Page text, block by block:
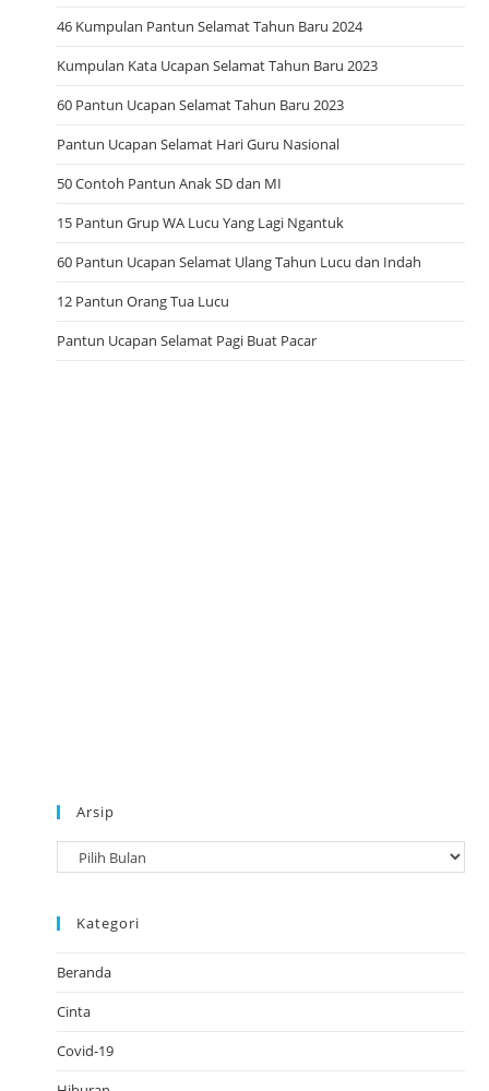
46 Kumpulan Pantun Selamat Tahun Baru 2024
Kumpulan Kata Ucapan Selamat Tahun Baru 2023
60 Pantun Ucapan Selamat Tahun Baru 2023
Pantun Ucapan Selamat Hari Guru Nasional
50 Contoh Pantun Anak SD dan MI
15 Pantun Grup WA Lucu Yang Lagi Ngantuk
60 Pantun Ucapan Selamat Ulang Tahun Lucu dan Indah
12 Pantun Orang Tua Lucu
Pantun Ucapan Selamat Pagi Buat Pacar
Arsip
r
i
Kategori
Beranda
Cinta
Covid-19